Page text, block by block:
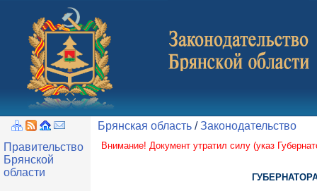
Правительство
Брянской
области
Брянская область /Законодательство
Внимание! Документ утратил силу (указ